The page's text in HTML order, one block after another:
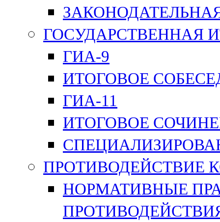
ГОСУДАРСТВЕННАЯ
ГИА-9
ИТОГОВОЕ
ГИА-11
ИТОГОВОЕ
ПРОТИВОДЕЙСТВИЕ
НОРМАТИВНЫЕ